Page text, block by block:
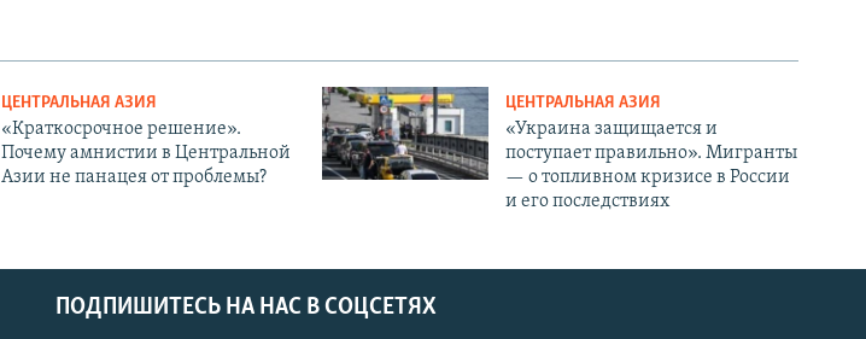
ЦЕНТРАЛЬНАЯ АЗИЯ
«Краткосрочное решение».
Почему амнистии в Центральной
Азии не панацея от проблемы?
ЦЕНТРАЛЬНАЯ АЗИЯ
«Украина защищается и
поступает правильно». Мигранты
— о топливном кризисе в России
и его последствиях
ПОДПИШИТЕСЬ НА НАС В СОЦСЕТЯХ